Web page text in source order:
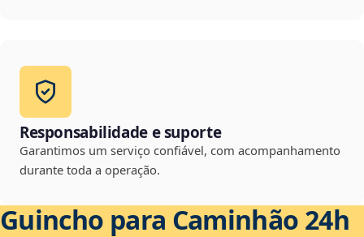
Responsabilidade e suporte
Garantimos um serviço confiável, com acompanhamento
durante toda a operação.
Guincho para Caminhão 24h